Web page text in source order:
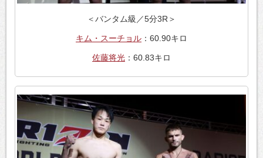
＜バンタム級／5分3R＞
キム・スーチョル ：60.90キロ
佐藤将光 ：60.83キロ